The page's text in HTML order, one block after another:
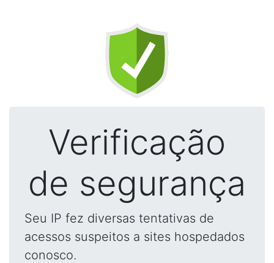
Verificação
de segurança
Seu IP fez diversas tentativas de
acessos suspeitos a sites hospedados
conosco.